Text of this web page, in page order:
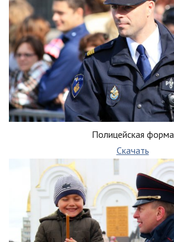
Полицейская форма
Скачать